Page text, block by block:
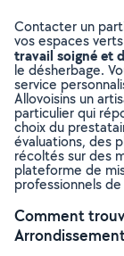
Contacter un
vos espaces
travail soigné et
le désherbage.
service
Allovoisins un
particulier qui
choix du
évaluations, des
récoltés sur des
plateforme de
professionnels
Comment